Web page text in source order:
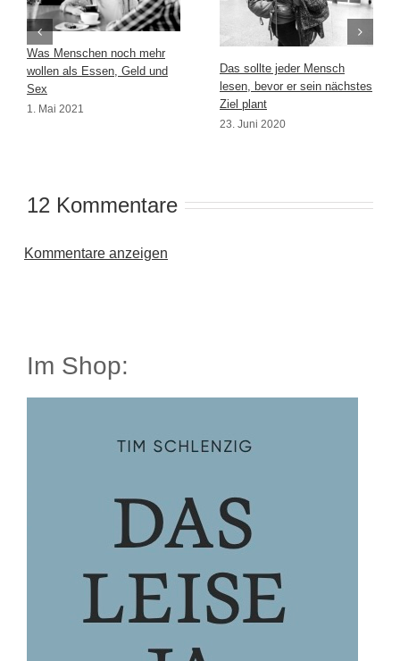
Was Menschen noch mehr
wollen als Essen, Geld und
Sex
1. Mai 2021
Das sollte jeder Mensch
lesen, bevor er sein nächstes
Ziel plant
23. Juni 2020
12 Kommentare
Kommentare anzeigen
Im Shop: